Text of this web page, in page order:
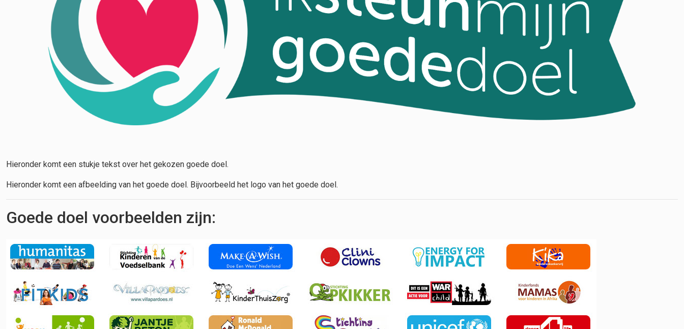
Hieronder komt een stukje tekst over het gekozen goede doel.
Hieronder komt een afbeelding van het goede doel. Bijvoorbeeld het logo van het goede doel.
Goede doel voorbeelden zijn: